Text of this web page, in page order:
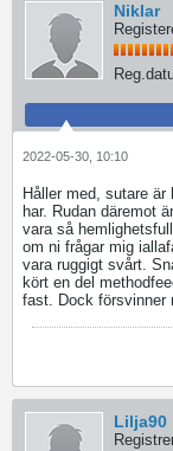
Niklar
2022-05-30, 10:10
Håller med, sutare
har. Rudan däremot
vara så
om ni frågar mig
vara ruggigt svårt.
kört en del
fast. Dock försvinner
Lilja90